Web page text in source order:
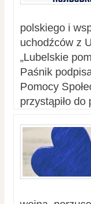
polskiego i
uchodźców z
„Lubelskie
Paśnik
Pomocy
przystąpiło do